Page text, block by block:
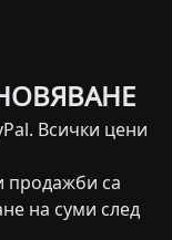
Всички цени
продажби са
на суми след